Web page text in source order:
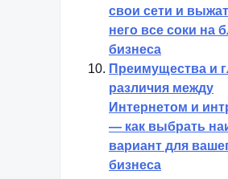
свои сети и
него все соки на
бизнеса
Преимущества и
различия между
Интернетом и
— как выбрать
вариант для
бизнеса